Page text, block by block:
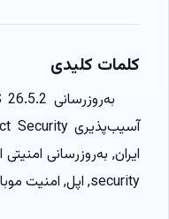
کلمات کلیدی
security, اپل, امنیت موبایل